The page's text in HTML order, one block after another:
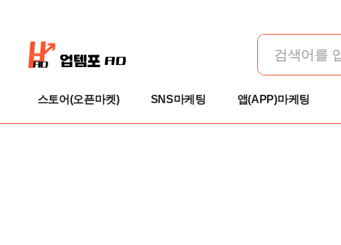
스토어(오픈마켓) SNS마케팅 앱(APP)마케팅